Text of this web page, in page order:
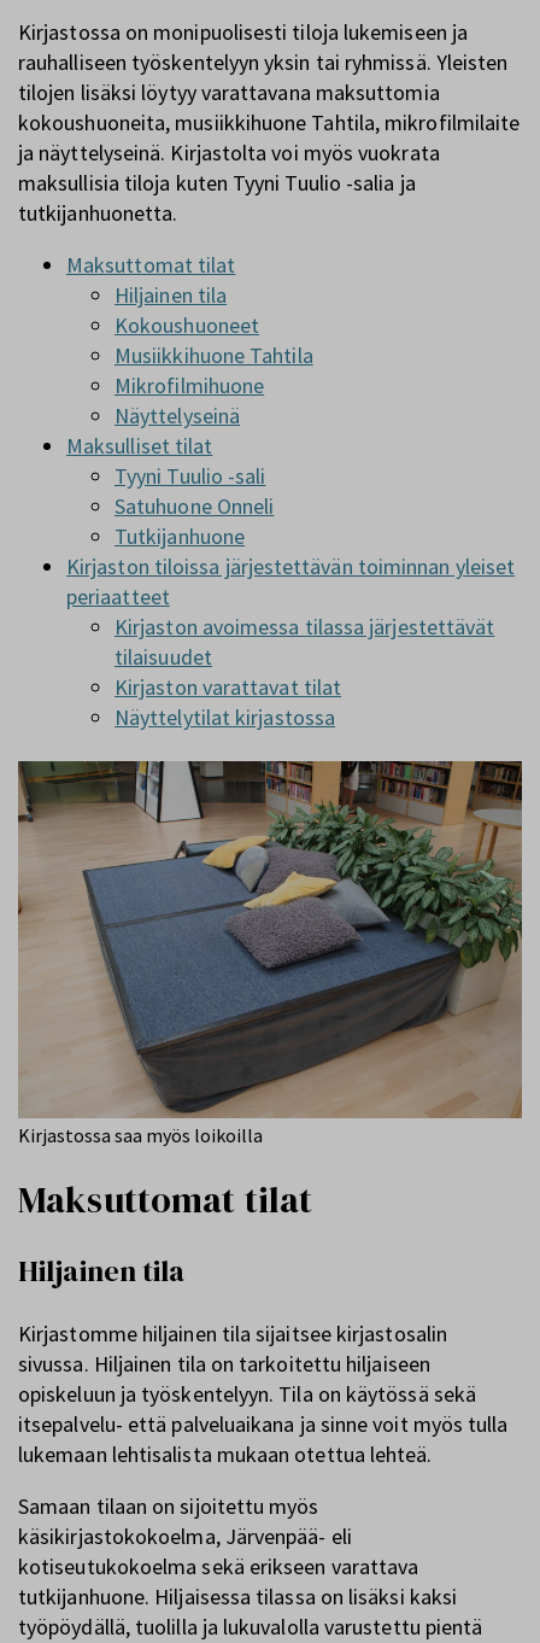
Kirjastossa on monipuolisesti tiloja lukemiseen ja
rauhalliseen työskentelyyn yksin tai ryhmissä. Yleisten
tilojen lisäksi löytyy varattavana maksuttomia
kokoushuoneita, musiikkihuone Tahtila, mikrofilmilaite
ja näyttelyseinä. Kirjastolta voi myös vuokrata
maksullisia tiloja kuten Tyyni Tuulio -salia ja
tutkijanhuonetta.
Maksuttomat tilat
Hiljainen tila
Kokoushuoneet
Musiikkihuone Tahtila
Mikrofilmihuone
Näyttelyseinä
Maksulliset tilat
Tyyni Tuulio -sali
Satuhuone Onneli
Tutkijanhuone
Kirjaston tiloissa järjestettävän toiminnan yleiset
periaatteet
Kirjaston avoimessa tilassa järjestettävät
tilaisuudet
Kirjaston varattavat tilat
Näyttelytilat kirjastossa
Kirjastossa saa myös loikoilla
Maksuttomat tilat
Hiljainen tila
Kirjastomme hiljainen tila sijaitsee kirjastosalin
sivussa. Hiljainen tila on tarkoitettu hiljaiseen
opiskeluun ja työskentelyyn. Tila on käytössä sekä
itsepalvelu- että palveluaikana ja sinne voit myös tulla
lukemaan lehtisalista mukaan otettua lehteä.
Samaan tilaan on sijoitettu myös
käsikirjastokokoelma, Järvenpää- eli
kotiseutukokoelma sekä erikseen varattava
tutkijanhuone. Hiljaisessa tilassa on lisäksi kaksi
työpöydällä, tuolilla ja lukuvalolla varustettu pientä